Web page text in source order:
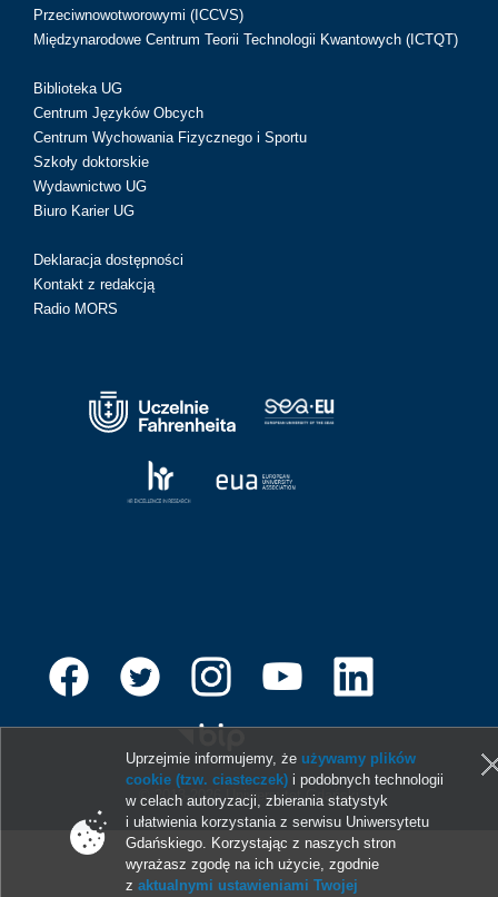
Przeciwnowotworowymi (ICCVS)
Międzynarodowe Centrum Teorii Technologii Kwantowych (ICTQT)
Biblioteka UG
Centrum Języków Obcych
Centrum Wychowania Fizycznego i Sportu
Szkoły doktorskie
Wydawnictwo UG
Biuro Karier UG
Deklaracja dostępności
Kontakt z redakcją
Radio MORS
© 2013-2026 Uniwersytet Gdański
Uprzejmie informujemy, że używamy plików
cookie (tzw. ciasteczek) i podobnych technologii
w celach autoryzacji, zbierania statystyk
i ułatwienia korzystania z serwisu Uniwersytetu
Gdańskiego. Korzystając z naszych stron
wyrażasz zgodę na ich użycie, zgodnie
zaktualnymi ustawieniami Twojej